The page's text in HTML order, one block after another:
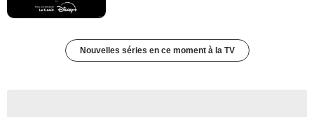
Nouvelles séries en ce moment à la TV